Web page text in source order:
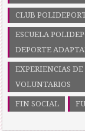
CLUB
ESCUELA
DEPORTE
EXPERIENCIAS DE
VOLUNTARIOS
FIN SOCIAL